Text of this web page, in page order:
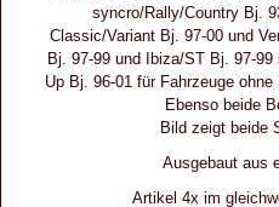
syncro/Rally/Country Bj.
Classic/Variant Bj. 97-00 und
Bj. 97-99 und Ibiza/ST Bj. 97-
Up Bj. 96-01 für Fahrzeuge
Ebenso beide
Bild zeigt beide
Ausgebaut aus
Artikel 4x im